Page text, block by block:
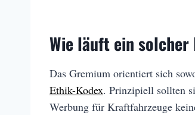
Wie läuft ein solcher
Das Gremium orientiert sich
Ethik-Kodex. Prinzipiell sollten
Werbung für Kraftfahrzeuge